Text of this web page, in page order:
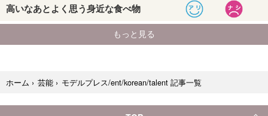
ホーム › 芸能 › モデルプレス/ent/korean/talent 記事一覧